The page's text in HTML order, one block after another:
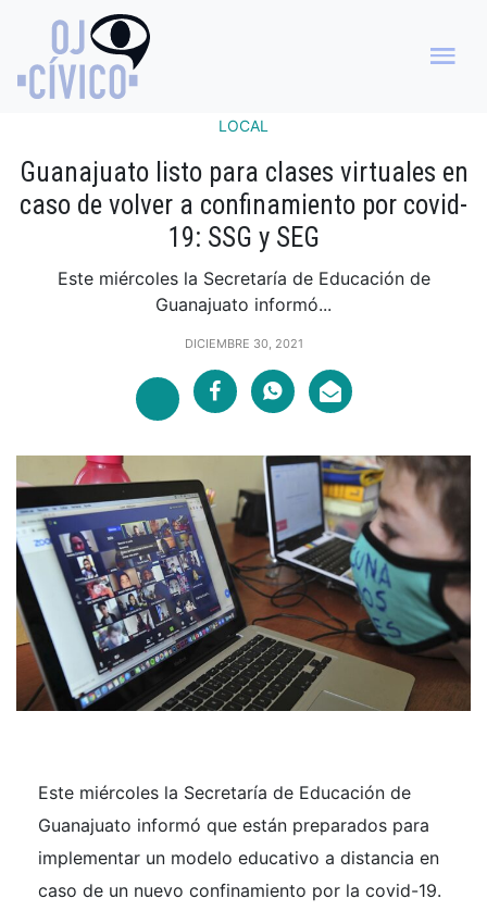
LOCAL
Guanajuato listo para clases virtuales en
caso de volver a confinamiento por covid-
19: SSG y SEG
Este miércoles la Secretaría de Educación de
Guanajuato informó...
DICIEMBRE 30, 2021
Este miércoles la Secretaría de Educación de
Guanajuato informó que están preparados para
implementar un modelo educativo a distancia en
caso de un nuevo confinamiento por la covid-19.